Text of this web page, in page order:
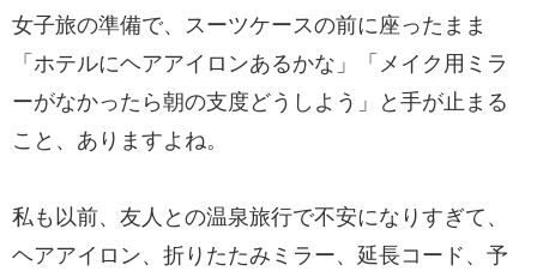
女子旅の準備で、スーツケースの前に座ったまま
「ホテルにヘアアイロンあるかな」「メイク用ミラ
ーがなかったら朝の支度どうしよう」と手が止まる
こと、ありますよね。
私も以前、友人との温泉旅行で不安になりすぎて、
ヘアアイロン、折りたたみミラー、延長コード、予